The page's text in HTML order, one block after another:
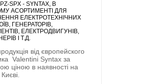
SPX - SYNTAX, В
АСОРТИМЕНТІ ДЛЯ
ЕЛЕКТРОТЕХНІЧНИХ
ГЕНЕРАТОРІВ,
ЕЛЕКТРОДВИГУНІВ,
І Т.Д.
від європейского
Valentini Syntax за
ціною в наявності на